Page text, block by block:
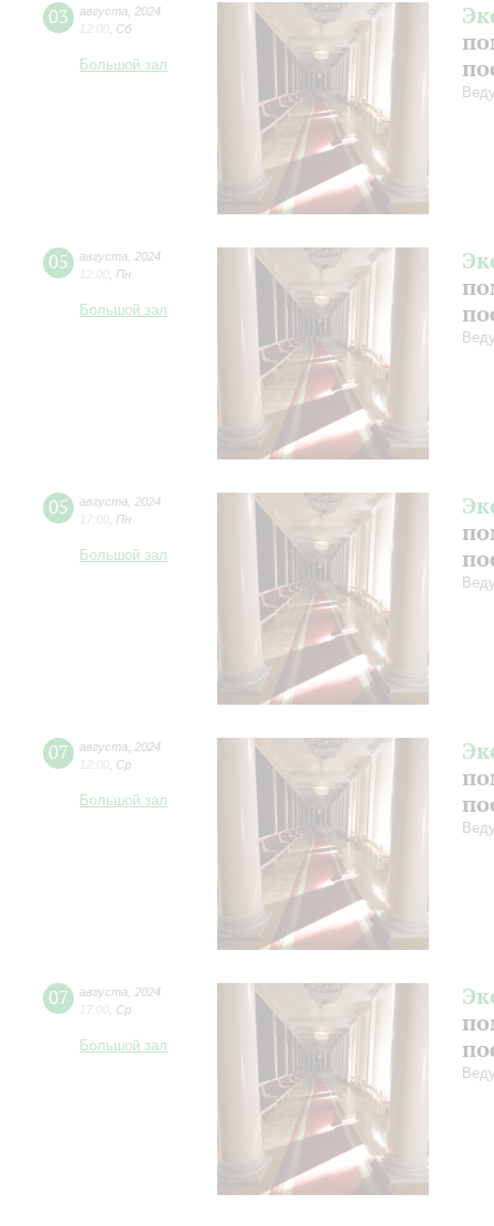
03 августа
2024
12:00 Сб
Большой зал
05 августа
2024
12:00 Пн
Большой зал
05 августа
2024
17:00 Пн
Большой зал
07 августа
2024
12:00 Ср
Большой зал
07 августа
2024
17:00 Ср
Большой зал